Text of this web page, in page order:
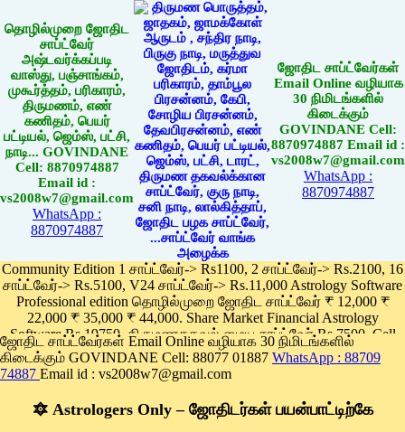
தொழில்முறை ஜோதிட
சாப்ட்வேர்
அஷ்டவர்க்கப்படி
வாஸ்து, பஞ்சாங்கம்,
முகூர்த்தம், பரிகாரம்,
திருமணம், எண்
கணிதம், பெயர்
பட்டியல், ஜெம்ஸ், பட்சி,
நாடி... GOVINDANE
Cell: 8870974887
Email id :
vs2008w7@gmail.com
WhatsApp :
8870974887
ஜோதிட சாப்ட்வேர்கள்
Email Online வழியாக
30 நிமிடங்களில்
கிடைக்கும்
GOVINDANE Cell:
8870974887 Email id :
vs2008w7@gmail.com
WhatsApp :
8870974887
Community Edition 1 சாப்ட்வேர்-> Rs1100, 2 சாப்ட்வேர்-> Rs.2100, 16
சாப்ட்வேர்-> Rs.5100, V24 சாப்ட்வேர்-> Rs.11,000 Astrology Software
Professional edition தொழில்முறை ஜோதிட சாப்ட்வேர் ₹ 12,000 ₹
22,000 ₹ 35,000 ₹ 44,000. Share Market Financial Astrology
Software Rs.19750, திருமணதகவல் மைய சாப்ட்வேர் Rs.7500, Cell
Phone App Rs. 1100
Pay online
ஜோதிட சாப்ட்வேர்கள் Email Online வழியாக 30 நிமிடங்களில்
கிடைக்கும் GOVINDANE Cell: 88077 01887 WhatsApp : 88709
74887 Email id : vs2008w7@gmail.com
🔯 Astrologers Only – ஜோதிடர்கள் பயன்பாட்டிற்கே